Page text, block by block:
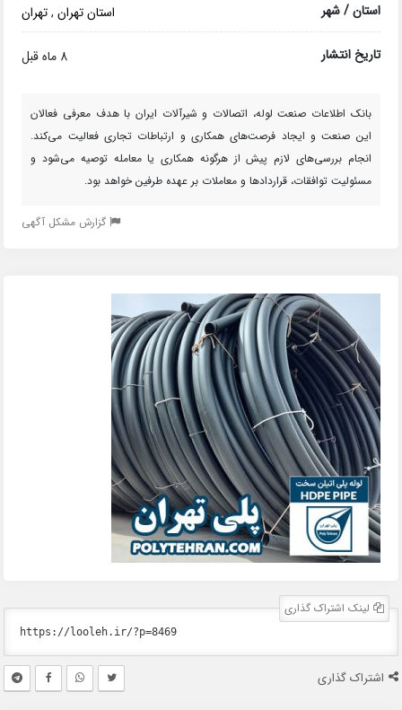
استان / شهر استان تهران,تهران
تاریخ انتشار 8 ماه قبل
بانک اطلاعات صنعت لوله، اتصالات و شیرآلات ایران با هدف معرفی فعالان
این صنعت و ایجاد فرصت‌های همکاری و ارتباطات تجاری فعالیت می‌کند.
انجام بررسی‌های لازم پیش از هرگونه همکاری یا معامله توصیه می‌شود و
مسئولیت توافقات، قراردادها و معاملات بر عهده طرفین خواهد بود.
گزارش مشکل آگهی
لینک اشتراک گذاری
اشتراک گذاری